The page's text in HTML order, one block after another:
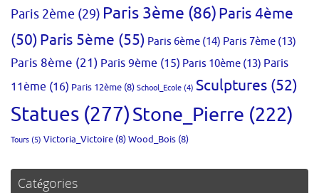
Paris 2ème (29) Paris 3ème (86)Paris 4ème
(50)Paris 5ème (55) Paris 6ème (14) Paris 7ème (13)
Paris 8ème (21) Paris 9ème (15) Paris 10ème (13) Paris
11ème (16) Paris 12ème (8) School_Ecole (4) Sculptures (52)
Statues (277)Stone_Pierre (222)
Tours (5) Victoria_Victoire (8)Wood_Bois (8)
Catégories